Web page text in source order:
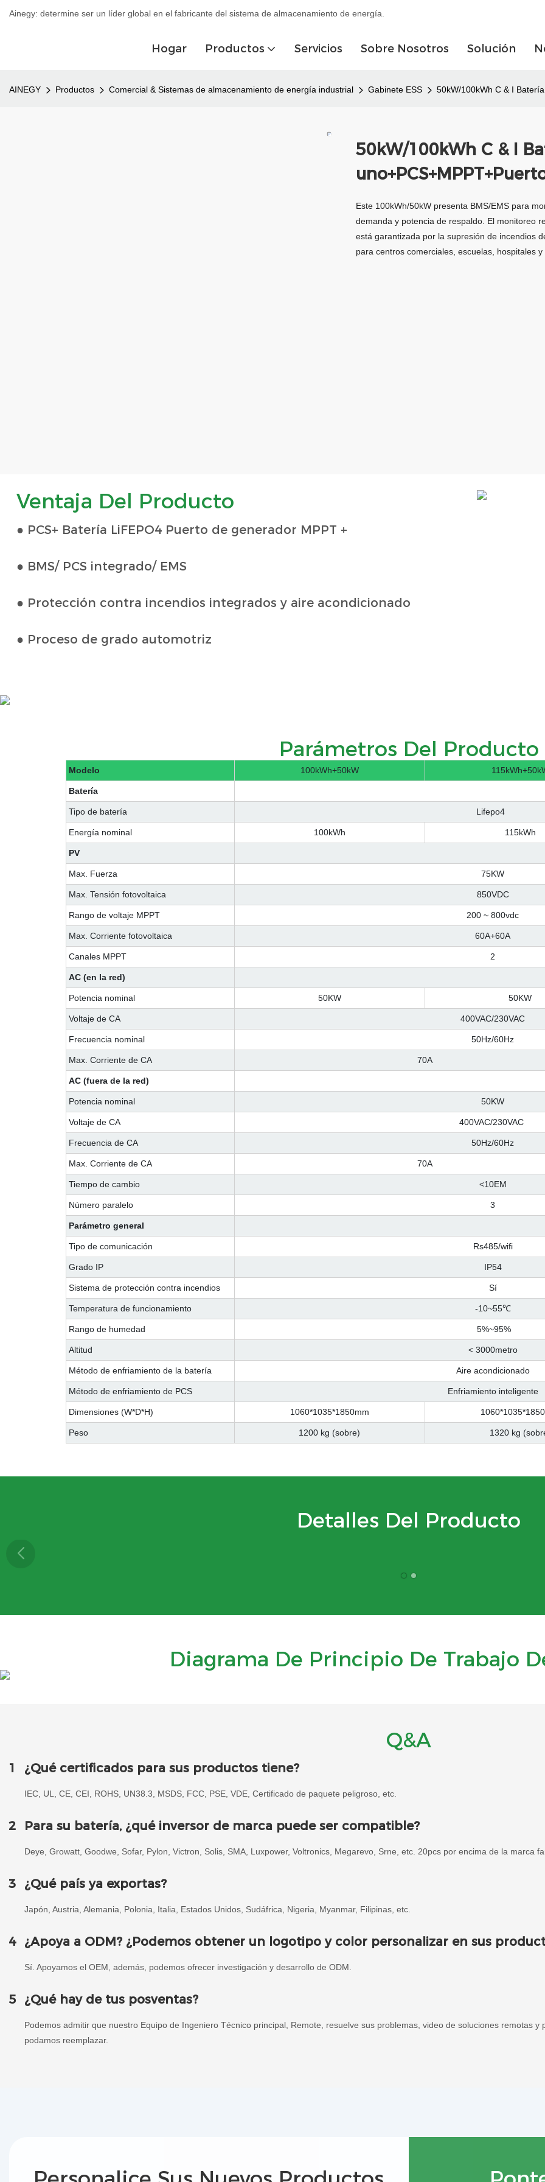
Ainegy: determine ser un líder global en el fabricante del sistema de almacenamiento de energía.
Hogar Productos Servicios Sobre Nosotros Solución
AINEGY Productos Comercial & Sistemas de almacenamiento de energía industrial Gabinete ESS 50kW/100kWh C & I
50kW/100kWh C & I
Este 100kWh/50kW presenta BMS/EMS para
demanda y potencia de respaldo. El monitoreo
está garantizada por la supresión de incendios
para centros comerciales, escuelas, hospitales
Ventaja Del Producto
● PCS+ Batería LiFEPO4 Puerto de generador MPPT +
● BMS/ PCS integrado/ EMS
● Protección contra incendios integrados y aire acondicionado
● Proceso de grado automotriz
Parámetros Del Producto
Modelo 100kWh+50kW
Batería
Tipo de batería Lifepo4
Energía nominal 100kWh 115kWh
PV
Max. Fuerza 75KW
Max. Tensión fotovoltaica 850VDC
Rango de voltaje MPPT 200 ~ 800vdc
Max. Corriente fotovoltaica 60A+60A
Canales MPPT 2
AC (en la red)
Potencia nominal 50KW 50KW
Voltaje de CA 400VAC/230VAC
Frecuencia nominal 50Hz/60Hz
Max. Corriente de CA 70A
AC (fuera de la red)
Potencia nominal 50KW
Voltaje de CA 400VAC/230VAC
Frecuencia de CA 50Hz/60Hz
Max. Corriente de CA 70A
Tiempo de cambio <10EM
Número paralelo 3
Parámetro general
Tipo de comunicación Rs485/wifi
Grado IP IP54
Sistema de protección contra incendios Sí
Temperatura de funcionamiento -10~55℃
Rango de humedad 5%~95%
Altitud < 3000metro
Método de enfriamiento de la batería Aire acondicionado
Método de enfriamiento de PCS Enfriamiento inteligente
Dimensiones (W*D*H) 1060*1035*1850mm
Peso 1200 kg (sobre) 1320 kg
Detalles Del Producto
Diagrama De Principio De Trabajo
Q&A
1 ¿Qué certificados para sus productos tiene?
IEC, UL, CE, CEI, ROHS, UN38.3, MSDS, FCC, PSE, VDE, Certificado de paquete peligroso, etc.
2 Para su batería, ¿qué inversor de marca puede ser compatible?
Deye, Growatt, Goodwe, Sofar, Pylon, Victron, Solis, SMA, Luxpower, Voltronics, Megarevo, Srne, etc. 20pcs por encima de la marca
3 ¿Qué país ya exportas?
Japón, Austria, Alemania, Polonia, Italia, Estados Unidos, Sudáfrica, Nigeria, Myanmar, Filipinas, etc.
4 ¿Apoya a ODM? ¿Podemos obtener un logotipo y color personalizar en sus
Sí. Apoyamos el OEM, además, podemos ofrecer investigación y desarrollo de ODM.
5 ¿Qué hay de tus posventas?
Podemos admitir que nuestro Equipo de Ingeniero Técnico principal, Remote, resuelve sus problemas, video de soluciones remotas
podamos reemplazar.